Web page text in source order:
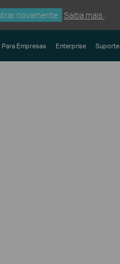
novamente Saiba mais
Para Empresas Enterprise Suporte